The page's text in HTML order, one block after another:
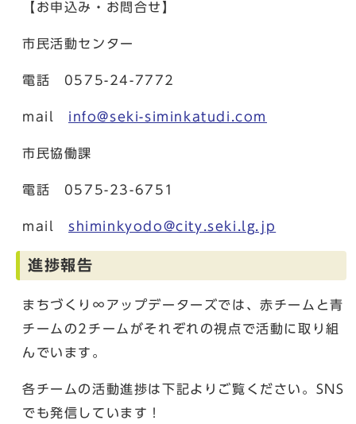
【お申込み・お問合せ】
市民活動センター
電話 0575-24-7772
mail info@seki-siminkatudi.com
市民協働課
電話 0575-23-6751
mail shiminkyodo@city.seki.lg.jp
進捗報告
まちづくり∞アップデーターズでは、赤チームと青
チームの2チームがそれぞれの視点で活動に取り組
んでいます。
各チームの活動進捗は下記よりご覧ください。SNS
でも発信しています！